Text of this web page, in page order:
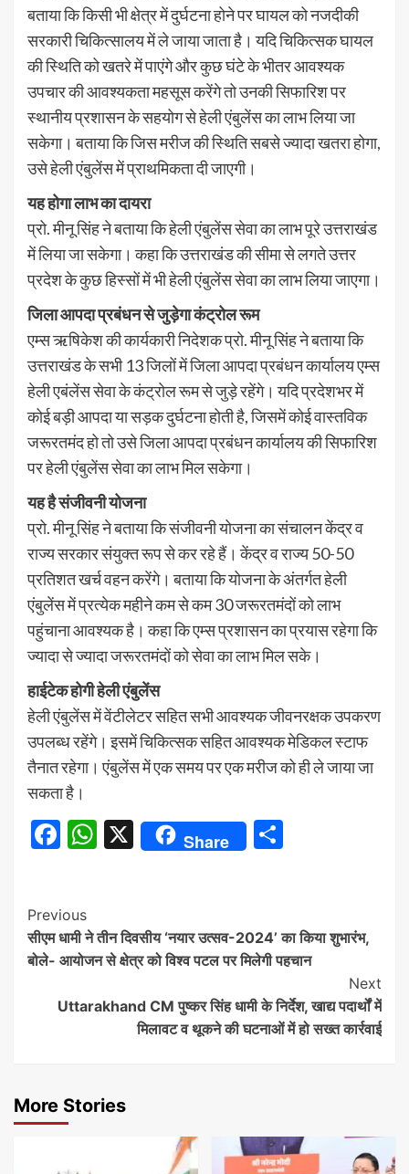
बताया कि किसी भी क्षेत्र में दुर्घटना होने पर घायल को नजदीकी
सरकारी चिकित्सालय में ले जाया जाता है। यदि चिकित्सक घायल
की स्थिति को खतरे में पाएंगे और कुछ घंटे के भीतर आवश्यक
उपचार की आवश्यकता महसूस करेंगे तो उनकी सिफारिश पर
स्थानीय प्रशासन के सहयोग से हेली एंबुलेंस का लाभ लिया जा
सकेगा। बताया कि जिस मरीज की स्थिति सबसे ज्यादा खतरा होगा,
उसे हेली एंबुलेंस में प्राथमिकता दी जाएगी।
यह होगा लाभ का दायरा
प्रो. मीनू सिंह ने बताया कि हेली एंबुलेंस सेवा का लाभ पूरे उत्तराखंड
में लिया जा सकेगा। कहा कि उत्तराखंड की सीमा से लगते उत्तर
प्रदेश के कुछ हिस्सों में भी हेली एंबुलेंस सेवा का लाभ लिया जाएगा।
जिला आपदा प्रबंधन से जुड़ेगा कंट्रोल रूम
एम्स ऋषिकेश की कार्यकारी निदेशक प्रो. मीनू सिंह ने बताया कि
उत्तराखंड के सभी 13 जिलों में जिला आपदा प्रबंधन कार्यालय एम्स
हेली एबंलेंस सेवा के कंट्रोल रूम से जुड़े रहेंगे। यदि प्रदेशभर में
कोई बड़ी आपदा या सड़क दुर्घटना होती है, जिसमें कोई वास्तविक
जरूरतमंद हो तो उसे जिला आपदा प्रबंधन कार्यालय की सिफारिश
पर हेली एंबुलेंस सेवा का लाभ मिल सकेगा।
यह है संजीवनी योजना
प्रो. मीनू सिंह ने बताया कि संजीवनी योजना का संचालन केंद्र व
राज्य सरकार संयुक्त रूप से कर रहे हैं। केंद्र व राज्य 50-50
प्रतिशत खर्च वहन करेंगे। बताया कि योजना के अंतर्गत हेली
एंबुलेंस में प्रत्येक महीने कम से कम 30 जरूरतमंदों को लाभ
पहुंचाना आवश्यक है। कहा कि एम्स प्रशासन का प्रयास रहेगा कि
ज्यादा से ज्यादा जरूरतमंदों को सेवा का लाभ मिल सके।
हाईटेक होगी हेली एंबुलेंस
हेली एंबुलेंस में वेंटीलेटर सहित सभी आवश्यक जीवनरक्षक उपकरण
उपलब्ध रहेंगे। इसमें चिकित्सक सहित आवश्यक मेडिकल स्टाफ
तैनात रहेगा। एंबुलेंस में एक समय पर एक मरीज को ही ले जाया जा
सकता है।
Facebook
WhatsApp
X Share
Continue
Reading
Previous
सीएम धामी ने तीन दिवसीय ‘नयार उत्सव-2024’ का किया शुभारंभ,
बोले- आयोजन से क्षेत्र को विश्व पटल पर मिलेगी पहचान
Next
Uttarakhand CM पुष्‍कर सिंह धामी के निर्देश, खाद्य पदार्थों में
मिलावट व थूकने की घटनाओं में हो सख्त कार्रवाई
More Stories